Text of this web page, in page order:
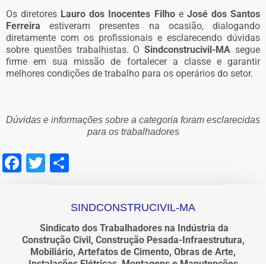
Os diretores Lauro dos Inocentes Filhoe José dos Santos
Ferreira estiveram presentes na ocasião, dialogando
diretamente com os profissionais e esclarecendo dúvidas
sobre questões trabalhistas. OSindconstrucivil-MA segue
firme em sua missão de fortalecer a classe e garantir
melhores condições de trabalho para os operários do setor.
Dúvidas e informações sobre a categoria foram esclarecidas
para os trabalhadores
Facebook
Twitter
SINDCONSTRUCIVIL-MA
Sindicato dos Trabalhadores na Indústria da
Construção Civil, Construção Pesada-Infraestrutura,
Mobiliário, Artefatos de Cimento, Obras de Arte,